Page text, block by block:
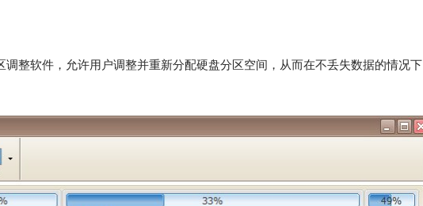
整软件，允许用户调整并重新分配硬盘分区空间，从而在不丢失数据的情况下